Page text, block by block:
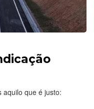
aquilo que é justo: